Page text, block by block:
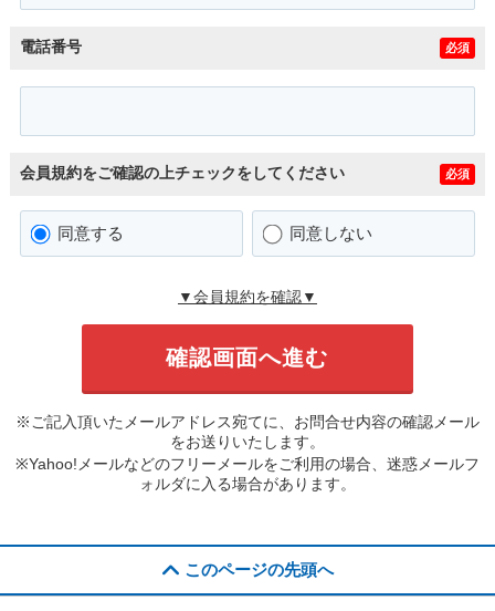
電話番号 必須
会員規約をご確認の上チェックをしてください 必須
同意する 同意しない
▼会員規約を確認▼
※ご記入頂いたメールアドレス宛てに、お問合せ内容の確認メール
をお送りいたします。
※Yahoo!メールなどのフリーメールをご利用の場合、迷惑メールフ
ォルダに入る場合があります。
このページの先頭へ